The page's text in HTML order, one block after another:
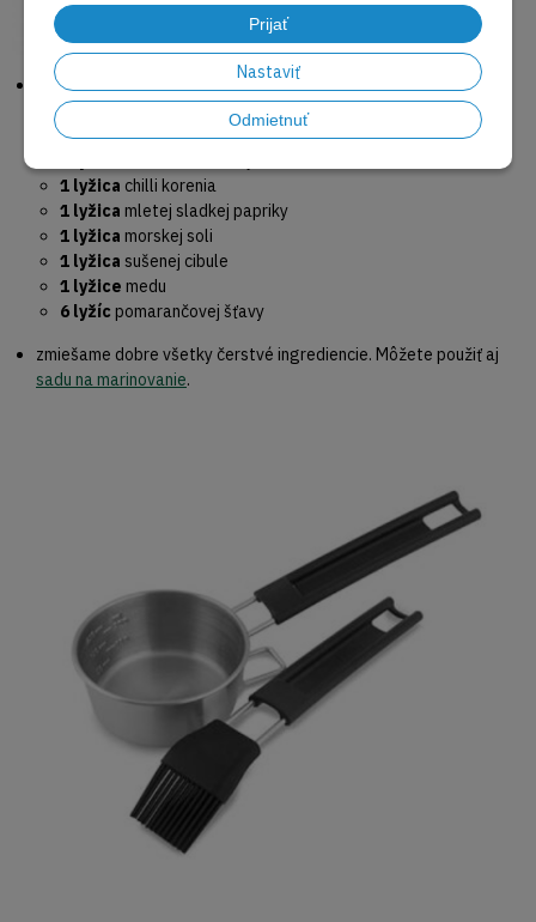
Prijať
Nastaviť
Odmietnuť
ak začínate stačí kura naozaj dôkladne nasoliť. Ak sa chcete
posunúť ďalej, skúste tento suchý pác. Ingrediencie:
4 lyžiceolivového oleja
1 lyžica chilli korenia
1 lyžica mletej sladkej papriky
1 lyžica morskej soli
1 lyžica sušenej cibule
1 lyžice medu
6 lyžíc pomarančovej šťavy
zmiešame dobre všetky čerstvé ingrediencie. Môžete použiť aj
sadu na marinovanie.